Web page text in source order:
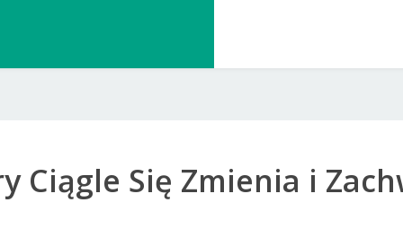
Ciągle Się Zmienia i